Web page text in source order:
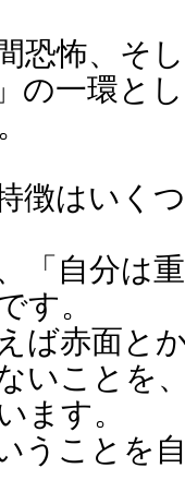
恐怖、そ
の一環と
徴はいく
「自分は
す。
ば赤面と
いことを
ます。
うことを